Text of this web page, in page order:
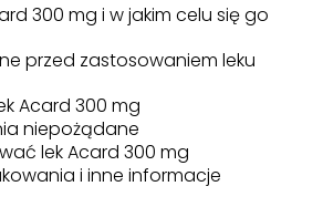
300 mg i w jakim celu się go
przed zastosowaniem leku
Acard 300 mg
niepożądane
lek Acard 300 mg
i inne informacje